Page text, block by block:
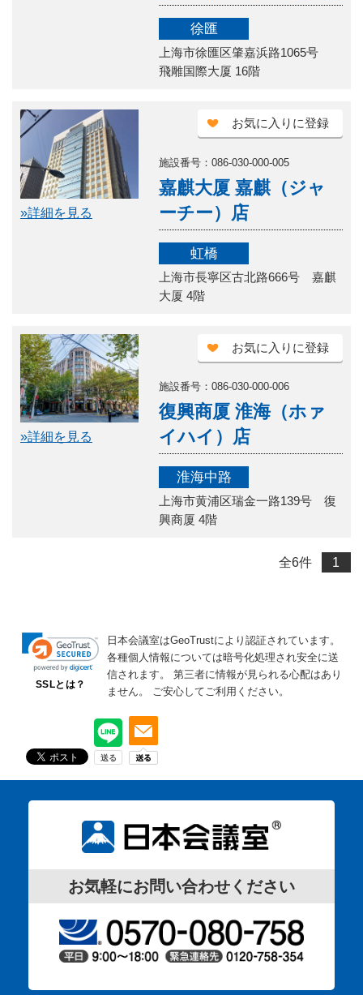
徐匯
上海市徐匯区肇嘉浜路1065号
飛雕国際大厦 16階
»詳細を見る
施設番号：086-030-000-005
お気に入りに登録
嘉麒大厦 嘉麒（ジャ
ーチー）店
虹橋
上海市長寧区古北路666号 嘉麒
大厦 4階
»詳細を見る
施設番号：086-030-000-006
お気に入りに登録
復興商厦 淮海（ホァ
イハイ）店
淮海中路
上海市黄浦区瑞金一路139号 復
興商厦 4階
全6件 1
SSLとは？
日本会議室はGeoTrustにより認証されています。
各種個人情報については暗号化処理され安全に送
信されます。
第三者に情報が見られる心配はあり
ません。
ご安心してご利用ください。
お気軽にお問い合わせください